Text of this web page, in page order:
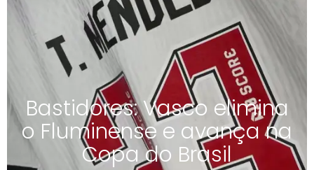
Bastidores: Vasco elimina
o Fluminense e avança na
Copa do Brasil